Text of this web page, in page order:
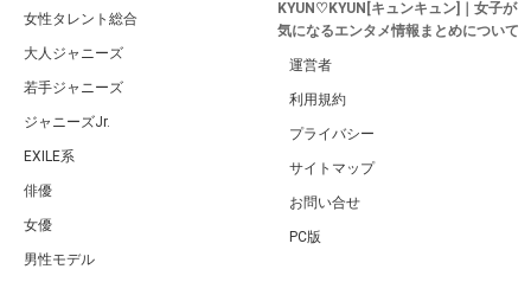
女性タレント総合
大人ジャニーズ
若手ジャニーズ
ジャニーズJr.
EXILE系
俳優
女優
男性モデル
KYUN♡KYUN[キュンキュン]｜女子が
気になるエンタメ情報まとめについて
運営者
利用規約
プライバシー
サイトマップ
お問い合せ
PC版